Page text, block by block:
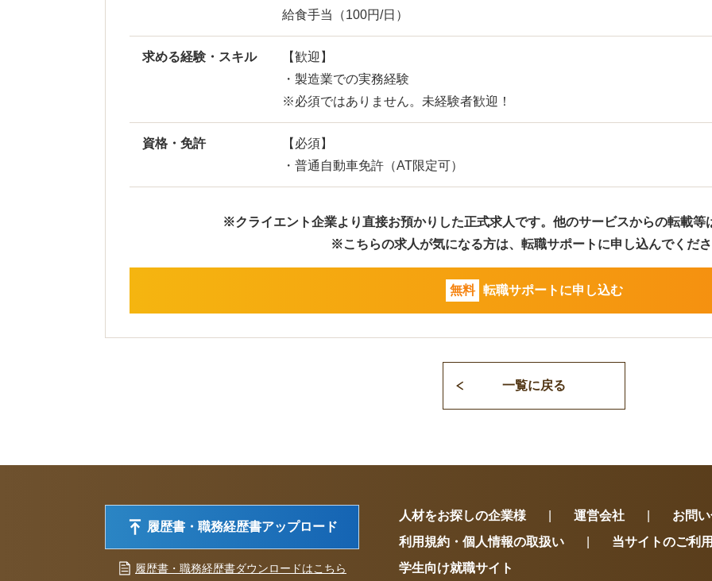
給食手当（100円/日）
求める経験・スキル
【歓迎】
・製造業での実務経験
※必須ではありません。未経験者歓迎！
資格・免許
【必須】
・普通自動車免許（AT限定可）
※クライエント企業より直接お預かりした正式求人です。 他のサービスからの転載等
※こちらの求人が気になる方は、 転職サポートに申し込んでくださ
無料 転職サポートに申し込む
一覧に戻る
履歴書・職務経歴書アップロード
履歴書・職務経歴書ダウンロードはこちら
人材をお探しの企業様 運営会社
お問
利用規約・個人情報の取扱い
当サイトのご利
学生向け就職サイト